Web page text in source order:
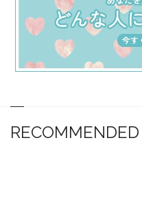
RECOMMENDED